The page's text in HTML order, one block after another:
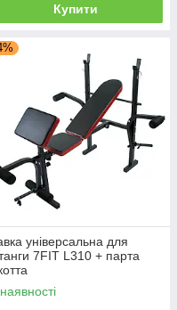
Купити
універсальна для
7FIT L310 + парта